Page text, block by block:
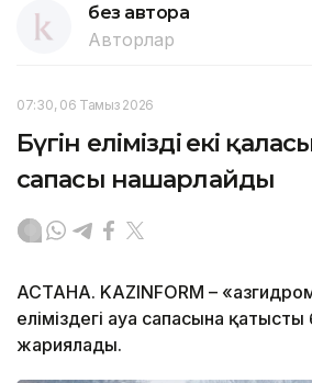
без автора
Авторлар
07:30, 06 Тамыз 2026
Бүгін еліміздің екі
сапасы нашарлайды
АСТАНА. KAZINFORM –
еліміздегі ауа сапасына
жариялады.